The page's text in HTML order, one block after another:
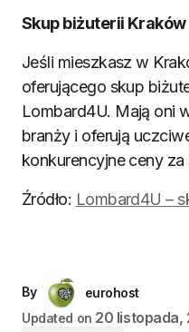
Skup biżuterii Kraków
Jeśli mieszkasz w
oferującego skup
Lombard4U. Mają oni
branży i oferują
konkurencyjne ceny za
Źródło: Lombard4U –
By
eurohost
Updated on 20 listopada,